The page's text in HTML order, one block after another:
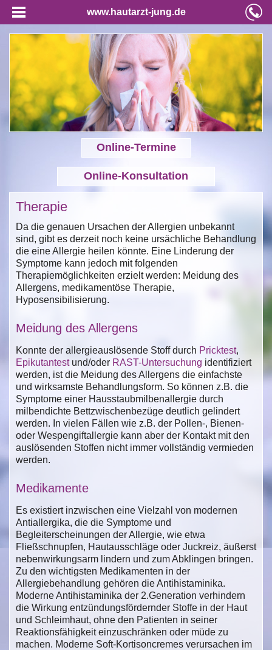
www.hautarzt-jung.de
Online-Termine
Online-Konsultation
Therapie
Da die genauen Ursachen der Allergien unbekannt
sind, gibt es derzeit noch keine ursächliche Behandlung
die eine Allergie heilen könnte. Eine Linderung der
Symptome kann jedoch mit folgenden
Therapiemöglichkeiten erzielt werden: Meidung des
Allergens, medikamentöse Therapie,
Hyposensibilisierung.
Meidung des Allergens
Konnte der allergieauslösende Stoff durch Pricktest,
Epikutantestund/oder RAST-Untersuchung identifiziert
werden, ist die Meidung des Allergens die einfachste
und wirksamste Behandlungsform. So können z.B. die
Symptome einer Hausstaubmilbenallergie durch
milbendichte Bettzwischenbezüge deutlich gelindert
werden. In vielen Fällen wie z.B. der Pollen-, Bienen-
oder Wespengiftallergie kann aber der Kontakt mit den
auslösenden Stoffen nicht immer vollständig vermieden
werden.
Medikamente
Es existiert inzwischen eine Vielzahl von modernen
Antiallergika, die die Symptome und
Begleiterscheinungen der Allergie, wie etwa
Fließschnupfen, Hautausschläge oder Juckreiz, äußerst
nebenwirkungsarm lindern und zum Abklingen bringen.
Zu den wichtigsten Medikamenten in der
Allergiebehandlung gehören die Antihistaminika.
Moderne Antihistaminika der 2.Generation verhindern
die Wirkung entzündungsfördernder Stoffe in der Haut
und Schleimhaut, ohne den Patienten in seiner
Reaktionsfähigkeit einzuschränken oder müde zu
machen. Moderne Soft-Kortisoncremes verursachen im